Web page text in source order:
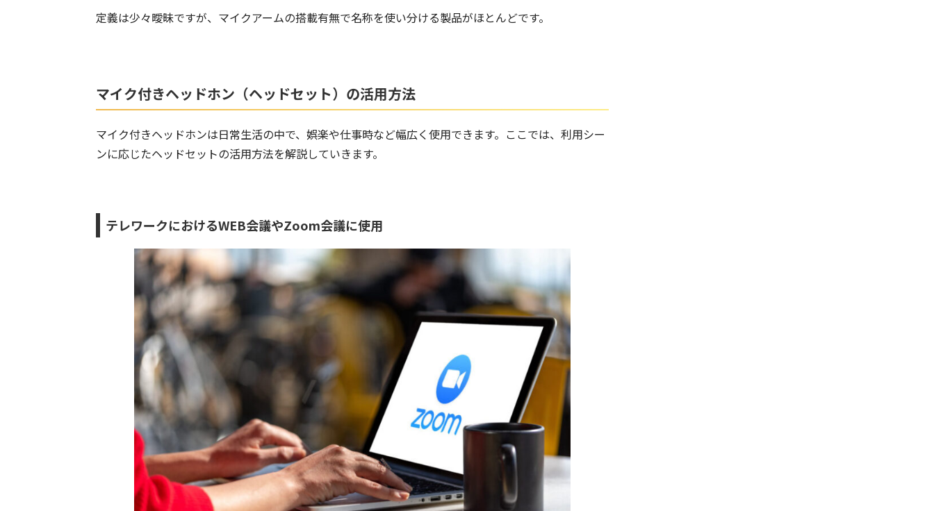
定義は少々曖昧ですが、マイクアームの搭載有無で名称を使い分ける製品がほとんどです。
マイク付きヘッドホン（ヘッドセット）の活用方法
マイク付きヘッドホンは日常生活の中で、娯楽や仕事時など幅広く使用できます。ここでは、利用シー
ンに応じたヘッドセットの活用方法を解説していきます。
テレワークにおけるWEB会議やZoom会議に使用